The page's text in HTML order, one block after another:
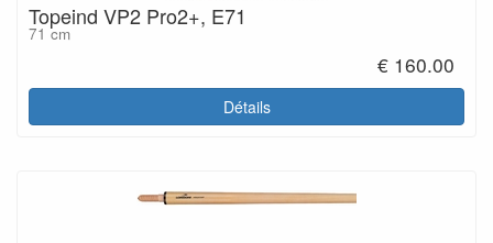
Topeind VP2 Pro2+, E71
71 cm
€ 160.00
Détails